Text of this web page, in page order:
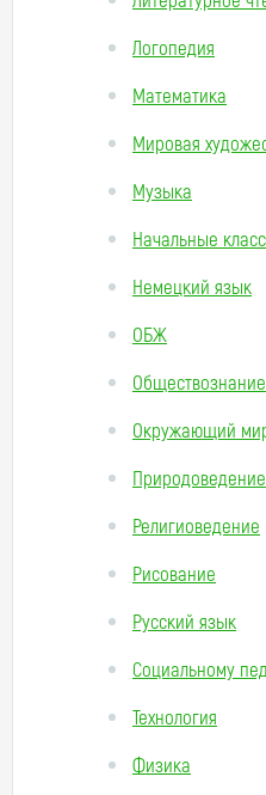
Логопедия
Математика
Мировая
Музыка
Начальные
Немецкий язык
ОБЖ
Обществознание
Окружающий
Природоведение
Религиоведение
Рисование
Русский язык
Социальному
Технология
Физика